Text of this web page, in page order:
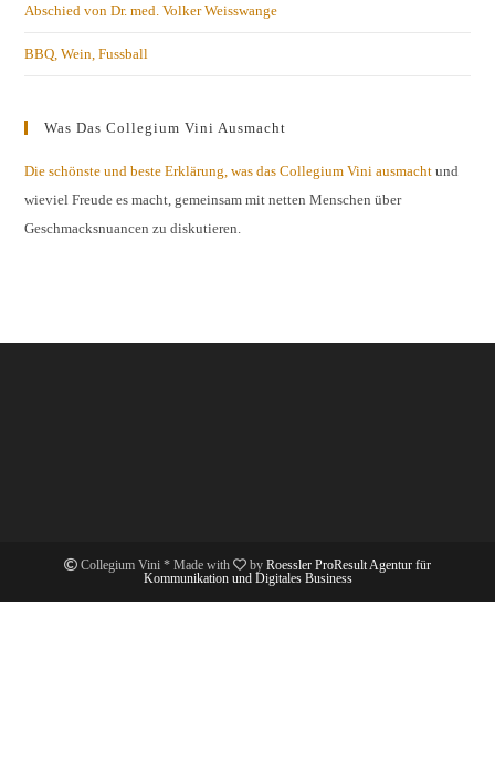
Abschied von Dr. med. Volker Weisswange
BBQ, Wein, Fussball
Was Das Collegium Vini Ausmacht
Die schönste und beste Erklärung, was das Collegium Vini ausmacht und
wieviel Freude es macht, gemeinsam mit netten Menschen über
Geschmacksnuancen zu diskutieren.
Collegium Vini * Made with by Roessler ProResult Agentur für
Kommunikation und Digitales Business